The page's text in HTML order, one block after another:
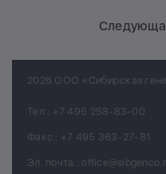
2026 ООО «Сибирская
Тел.: +7 495 258-83-00
Факс.: +7 495 363-27-81
Эл. почта.: